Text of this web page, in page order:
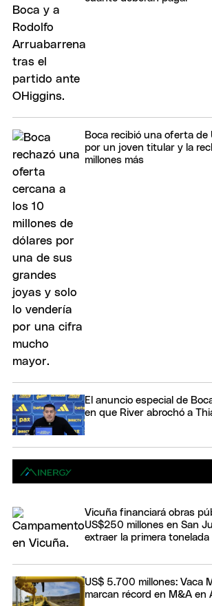
Boca recibió una oferta
por un joven titular y la
millones más
El anuncio especial de
en que River abrochó a
Vicuña financiará obras
US$250 millones en San
extraer la primera tonelada
US$ 5.700 millones: Vaca
marcan récord en M&A en